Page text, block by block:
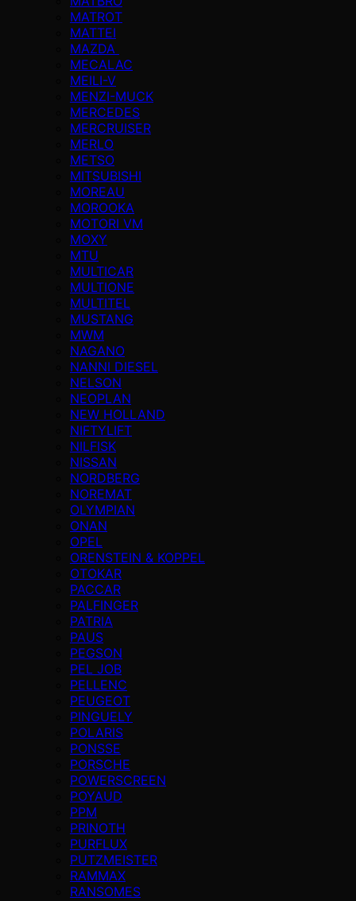
MATROT
MATTEI
MAZDA
MECALAC
MEILI-V
MENZI-MUCK
MERCEDES
MERCRUISER
MERLO
METSO
MITSUBISHI
MOREAU
MOROOKA
MOTORI VM
MOXY
MTU
MULTICAR
MULTIONE
MULTITEL
MUSTANG
MWM
NAGANO
NANNI DIESEL
NELSON
NEOPLAN
NEW HOLLAND
NIFTYLIFT
NILFISK
NISSAN
NORDBERG
NOREMAT
OLYMPIAN
ONAN
OPEL
ORENSTEIN & KOPPEL
OTOKAR
PACCAR
PALFINGER
PATRIA
PAUS
PEGSON
PEL JOB
PELLENC
PEUGEOT
PINGUELY
POLARIS
PONSSE
PORSCHE
POWERSCREEN
POYAUD
PPM
PRINOTH
PURFLUX
PUTZMEISTER
RAMMAX
RANSOMES